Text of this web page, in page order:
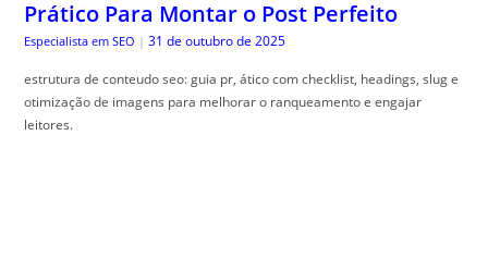
Prático Para Montar o Post Perfeito
Especialista em SEO | 31 de outubro de 2025
estrutura de conteudo seo: guia pr, ático com checklist, headings, slug e
otimização de imagens para melhorar o ranqueamento e engajar
leitores.